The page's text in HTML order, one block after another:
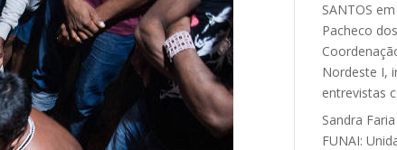
SANTOS em
Pacheco
Nordeste I,
entrevistas
Sandra
FUNAI: